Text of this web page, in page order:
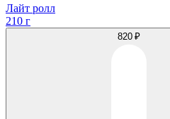
Лайт ролл
210 г
820 ₽